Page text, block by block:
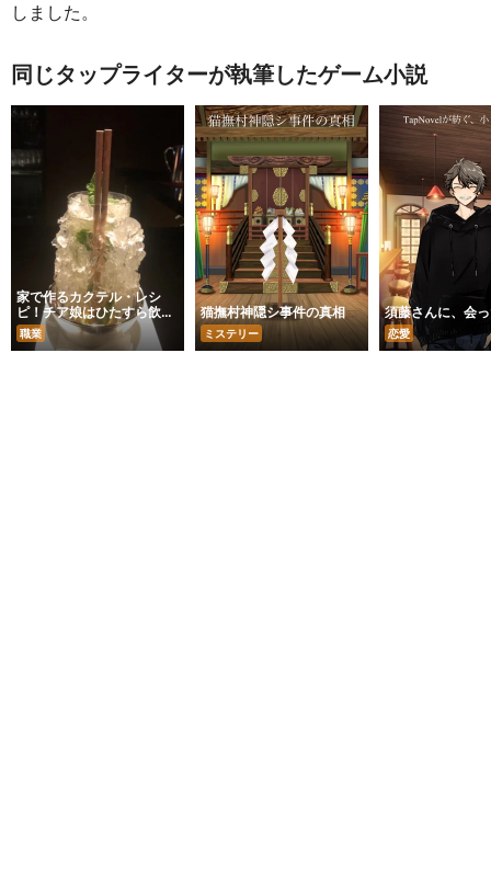
しました。
同じタップライターが執筆したゲーム小説
家で作るカクテル・レシ
ピ！チア娘はひたすら飲ん
でるだけ！なお話
職業
猫撫村神隠シ事件の真相
ミステリー
須藤さんに、会
恋愛